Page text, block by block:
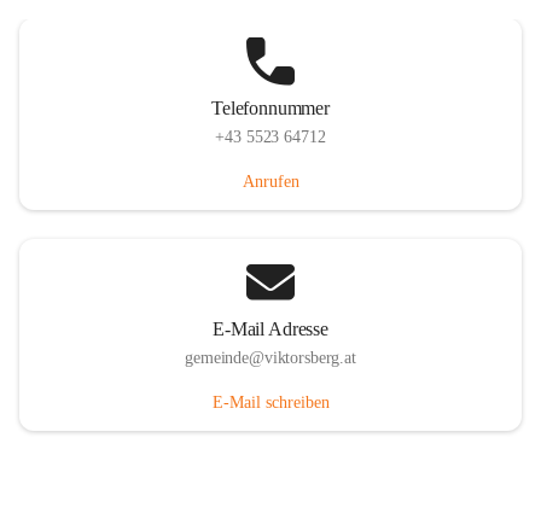
Telefonnummer
+43 5523 64712
Anrufen
E-Mail Adresse
gemeinde@viktorsberg.at
E-Mail schreiben